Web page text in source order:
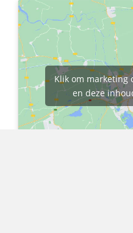
Klik om marketing
en deze